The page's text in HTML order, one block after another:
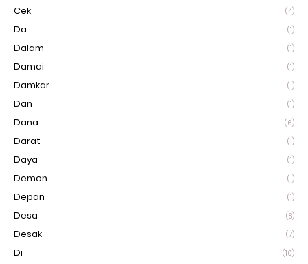
Cek (4)
Da (1)
Dalam (1)
Damai (1)
Damkar (1)
Dan (1)
Dana (6)
Darat (1)
Daya (1)
Demon (1)
Depan (1)
Desa (8)
Desak (7)
Di (10)